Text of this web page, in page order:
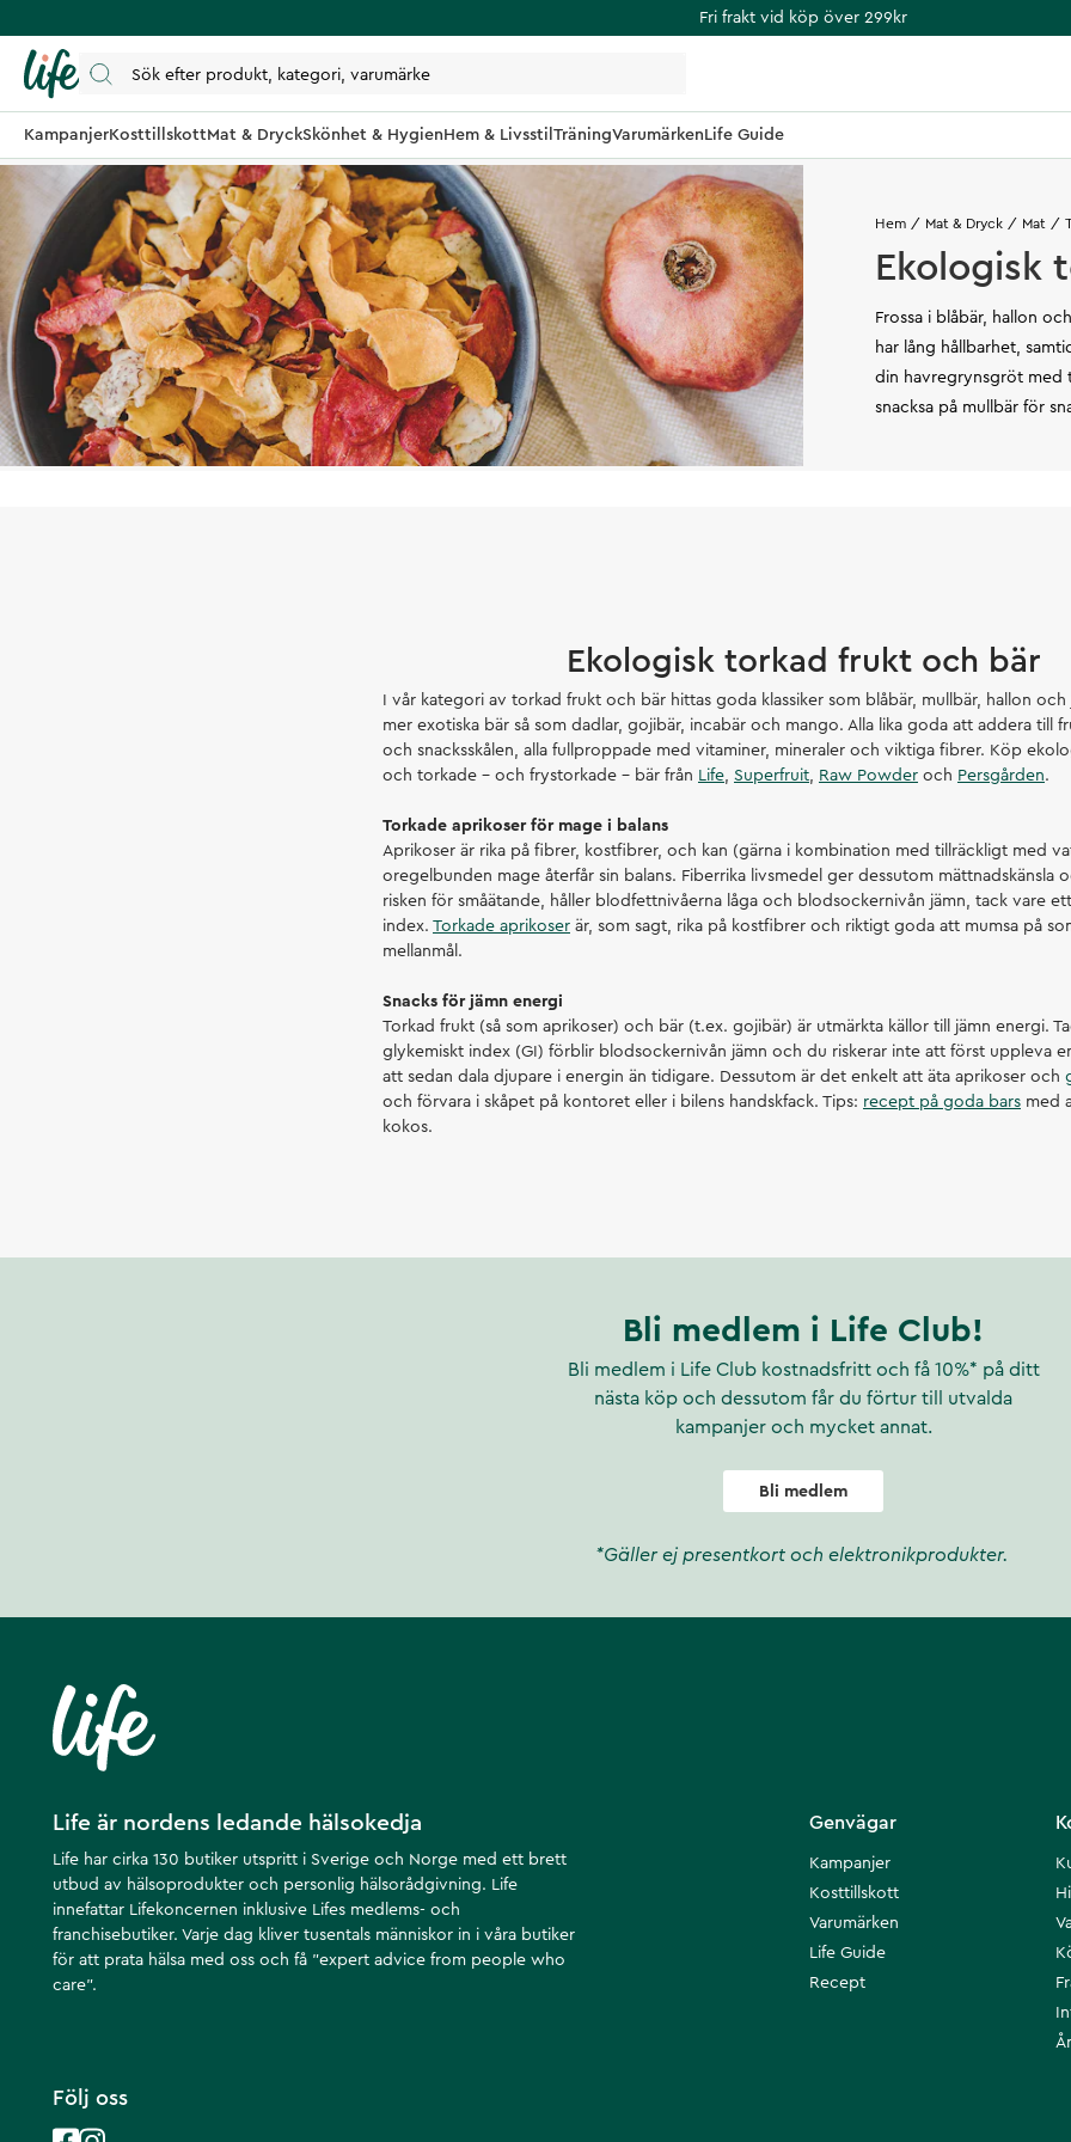
Fri frakt vid köp över 299kr
KampanjerKosttillskottMat & DryckSkönhet & HygienHem & Livsstil TräningVarumärkenLife Guide
Hem Mat & Dryck Mat
Ekologisk
Frossa i blåbär, hallon
har lång hållbarhet,
din havregrynsgröt med
snacksa på mullbär för
Ekologisk torkad frukt och bär
I vår kategori av torkad frukt och bär hittas goda klassiker som blåbär, mullbär, hallon
mer exotiska bär så som dadlar, gojibär, incabär och mango. Alla lika goda att addera till
och snacksskålen, alla fullproppade med vitaminer, mineraler och viktiga fibrer. Köp
och torkade – och frystorkade – bär från Life Superfruit Raw Powder och Persgården.
Torkade aprikoser för mage i balans
Aprikoser är rika på fibrer, kostfibrer, och kan (gärna i kombination med tillräckligt med
oregelbunden mage återfår sin balans. Fiberrika livsmedel ger dessutom mättnadskänsla
risken för småätande, håller blodfettnivåerna låga och blodsockernivån jämn, tack vare
index. Torkade aprikoser är, som sagt, rika på kostfibrer och riktigt goda att mumsa på
mellanmål.
Snacks för jämn energi
Torkad frukt (så som aprikoser) och bär (t.ex. gojibär) är utmärkta källor till jämn energi.
glykemiskt index (GI) förblir blodsockernivån jämn och du riskerar inte att först uppleva
att sedan dala djupare i energin än tidigare. Dessutom är det enkelt att äta aprikoser och
och förvara i skåpet på kontoret eller i bilens handskfack. Tips: recept på goda bars med
kokos.
Bli medlem i Life Club!
Bli medlem i Life Club kostnadsfritt och få 10%* på ditt
nästa köp och dessutom får du förtur till utvalda
kampanjer och mycket annat.
Bli medlem
*Gäller ej presentkort och elektronikprodukter.
Life är nordens ledande hälsokedja
Life har cirka 130 butiker utspritt i Sverige och Norge med ett brett
utbud av hälsoprodukter och personlig hälsorådgivning. Life
innefattar Lifekoncernen inklusive Lifes medlems- och
franchisebutiker. Varje dag kliver tusentals människor in i våra butiker
för att prata hälsa med oss och få ”expert advice from people who
care”.
Genvägar
Kampanjer
Kosttillskott
Varumärken
Life Guide
Recept
Följ oss